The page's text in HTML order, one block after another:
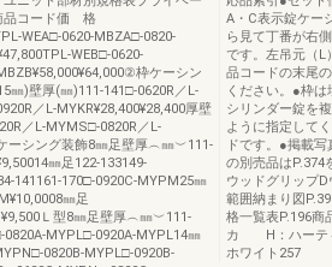
品コード価 格
WEA□-0620-MBZA□-0820-
WEB□-0620-
枠ケーシン
)壁厚(㎜)111-141□-0620R／L-
／L-MYKR¥28,400¥28,400厚壁
／L-MYMS□-0820R／L-
ーシング装飾8㎜足壁厚︵㎜︶111-
㎜足122-133149-
141161-170□-0920C-MYPM25㎜
㎜足
Ｌ型8㎜足壁厚︵㎜︶111-
MYPL□-0920A-MYPL14㎜
0820B-MYPL□-0920B-
A・C表示錠ケ
ら見て丁番が右
です。左吊元（L
品コードの末尾
ください。●枠
シリンダー錠を
ように指定して
ドです。●掲載
の別売品はP.374
ウッドグリップ
範囲納まり図
格一覧表P.196商
カ H：ハーテ
ホワイト257